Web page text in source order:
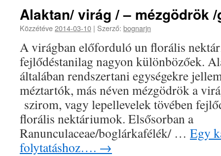
Alaktan/ virág / – mézgödrök
Közzétéve2014-03-10 | Szerző: bognarjn
A virágban előforduló un florális
fejlődéstanilag nagyon különbözőek.
általában rendszertani egységekre
méztartók, más néven mézgödrök a
szirom, vagy lepellevelek tövében
florális nektáriumok. Elsősorban a
Ranunculaceae/boglárkafélék/ … Egy
folytatáshoz…. →